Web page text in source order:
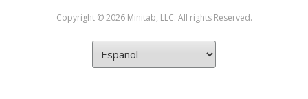
Copyright © 2026 Minitab, LLC. All rights Reserved.